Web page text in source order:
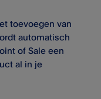
toevoegen van
automatisch
of Sale een
al in je